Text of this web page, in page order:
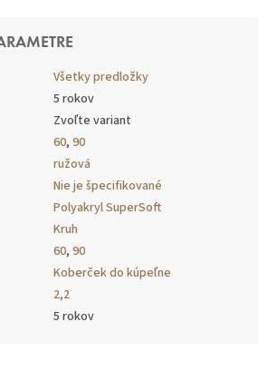
Všetky predložky
5 rokov
Zvoľte variant
60, 90
ružová
Nie je špecifikované
Polyakryl SuperSoft
Kruh
60, 90
Koberček do kúpeľne
2,2
5 rokov